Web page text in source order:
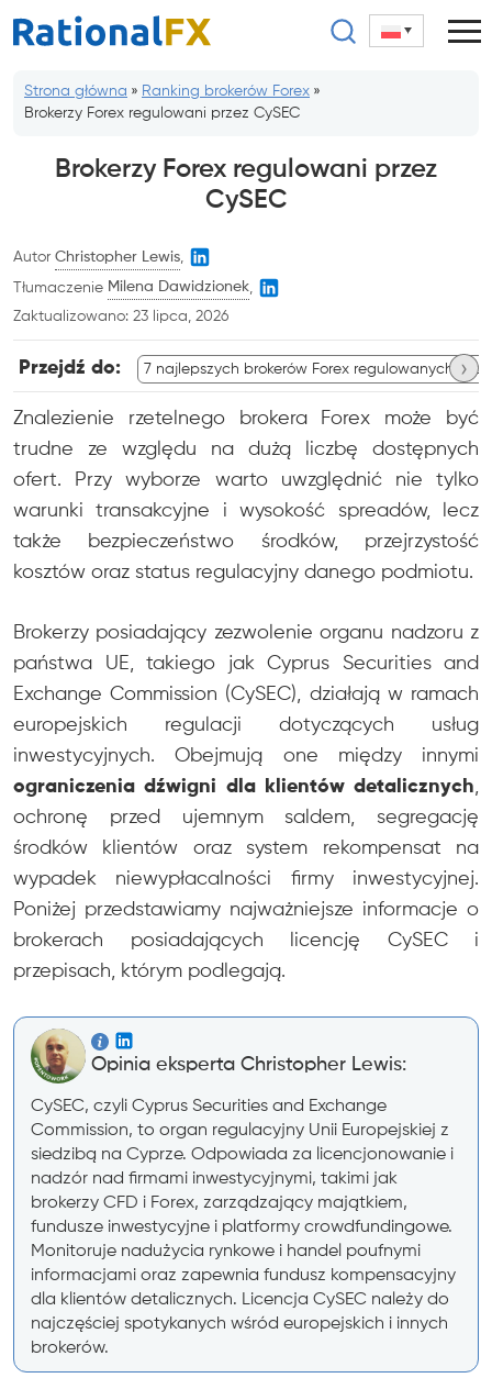
Przejdź
do
Strona główna » Ranking brokerów Forex »
Brokerzy Forex regulowani przez CySEC
Brokerzy Forex regulowani przez
CySEC
Autor Christopher Lewis
Tłumaczenie Milena Dawidzionek
Zaktualizowano: 23 lipca, 2026
Przejdź do: 7 najlepszych brokerów Forex regulowanych ›
Znalezienie rzetelnego brokera Forex może być
trudne ze względu na dużą liczbę dostępnych
ofert. Przy wyborze warto uwzględnić nie tylko
warunki transakcyjne i wysokość spreadów, lecz
także bezpieczeństwo środków, przejrzystość
kosztów oraz status regulacyjny danego podmiotu.
Brokerzy posiadający zezwolenie organu nadzoru z
państwa UE, takiego jak Cyprus Securities and
Exchange Commission (CySEC), działają w ramach
europejskich regulacji dotyczących usług
inwestycyjnych. Obejmują one między innymi
ograniczenia dźwigni dla klientów detalicznych,
ochronę przed ujemnym saldem, segregację
środków klientów oraz system rekompensat na
wypadek niewypłacalności firmy inwestycyjnej.
Poniżej przedstawiamy najważniejsze informacje o
brokerach posiadających licencję CySEC i
przepisach, którym podlegają.
Opinia eksperta Christopher Lewis:
CySEC, czyli Cyprus Securities and Exchange
Commission, to organ regulacyjny Unii Europejskiej z
siedzibą na Cyprze. Odpowiada za licencjonowanie i
nadzór nad firmami inwestycyjnymi, takimi jak
brokerzy CFD i Forex, zarządzający majątkiem,
fundusze inwestycyjne i platformy crowdfundingowe.
Monitoruje nadużycia rynkowe i handel poufnymi
informacjami oraz zapewnia fundusz kompensacyjny
dla klientów detalicznych. Licencja CySEC należy do
najczęściej spotykanych wśród europejskich i innych
brokerów.